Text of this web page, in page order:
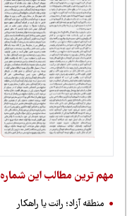
مهم ترین مطالب این شماره
منطقه آزاد؛ رانت یا راهکار